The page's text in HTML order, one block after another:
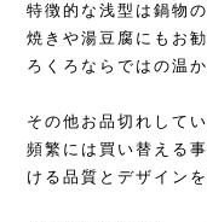
特徴的な浅型は鍋物
焼きや湯豆腐にもお勧
ろくろならではの温
その他お品切れして
頻繁には買い替える
ける品質とデザイン